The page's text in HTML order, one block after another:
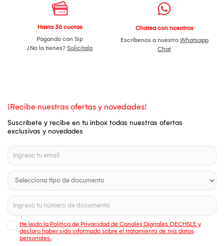
Hasta 36 cuotas
Pagando con Sip
¿No la tienes? Solicítala
Chatea con nosotros
Escríbenos a nuestro Whatsapp
Chat
¡Recibe nuestras ofertas y novedades!
Suscríbete y recibe en tu inbox todas nuestras ofertas
exclusivas y novedades
He leído la Política de Privacidad de Canales Digitales OECHSLE y
declaro haber sido informado sobre el tratamiento de mis datos
personales.